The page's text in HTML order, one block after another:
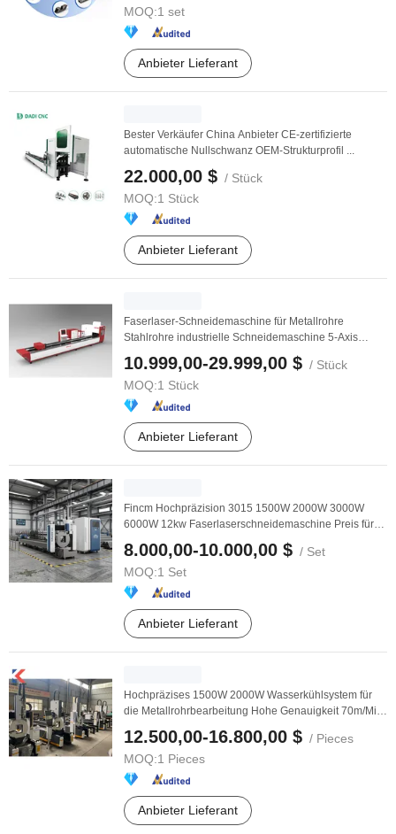
MOQ:1 set
Anbieter Lieferant
Bester Verkäufer China Anbieter CE-zertifizierte
automatische Nullschwanz OEM-Strukturprofil ...
22.000,00 $ / Stück
MOQ:1 Stück
Anbieter Lieferant
Faserlaser-Schneidemaschine für Metallrohre
Stahlrohre industrielle Schneidemaschine 5-Axis
10.999,00-29.999,00 $ / Stück
MOQ:1 Stück
Anbieter Lieferant
Fincm Hochpräzision 3015 1500W 2000W 3000W
6000W 12kw Faserlaserschneidemaschine Preis für
8.000,00-10.000,00 $ / Set
MOQ:1 Set
Anbieter Lieferant
Hochpräzises 1500W 2000W Wasserkühlsystem für
die Metallrohrbearbeitung Hohe Genauigkeit 70m/Min
12.500,00-16.800,00 $ / Pieces
MOQ:1 Pieces
Anbieter Lieferant